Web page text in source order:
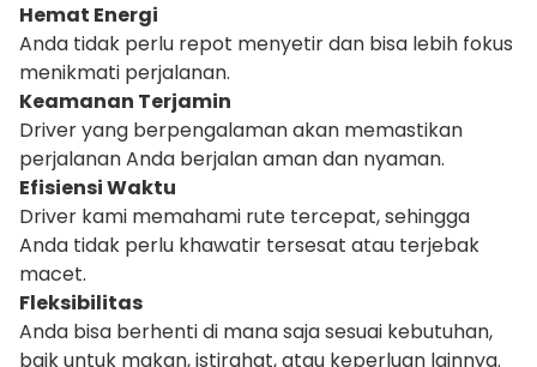
Hemat Energi
Anda tidak perlu repot menyetir dan bisa lebih fokus
menikmati perjalanan.
Keamanan Terjamin
Driver yang berpengalaman akan memastikan
perjalanan Anda berjalan aman dan nyaman.
Efisiensi Waktu
Driver kami memahami rute tercepat, sehingga
Anda tidak perlu khawatir tersesat atau terjebak
macet.
Fleksibilitas
Anda bisa berhenti di mana saja sesuai kebutuhan,
baik untuk makan, istirahat, atau keperluan lainnya.